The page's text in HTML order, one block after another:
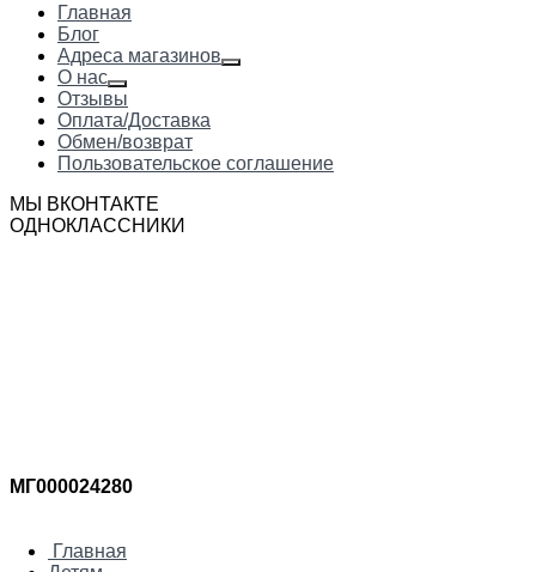
Главная
Блог
Адреса магазинов
О нас
Отзывы
Оплата/Доставка
Обмен/возврат
Пользовательское соглашение
МЫ ВКОНТАКТЕ
ОДНОКЛАССНИКИ
МГ000024280
Главная